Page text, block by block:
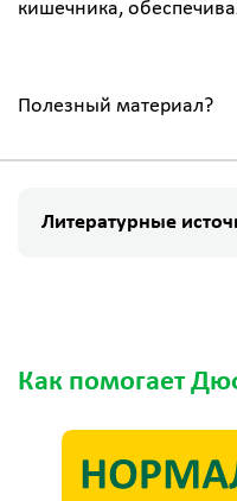
кишечника,
Полезный материал?
Литературные
Как помогает